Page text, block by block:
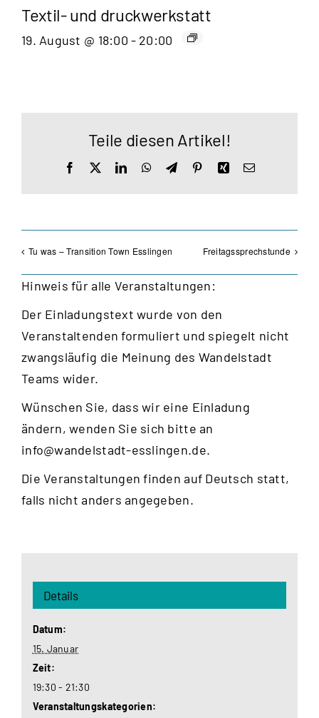
Textil- und druckwerkstatt
19. August @ 18:00 - 20:00
Teile diesen Artikel!
Facebook LinkedInWhatsApp
TelegramPinterestXingE-
Tu was – Transition Town Esslingen Freitagssprechstunde
Hinweis für alle Veranstaltungen:
Der Einladungstext wurde von den
Veranstaltenden formuliert und spiegelt nicht
zwangsläufig die Meinung des Wandelstadt
Teams wider.
Wünschen Sie, dass wir eine Einladung
ändern, wenden Sie sich bitte an
info@wandelstadt-esslingen.de.
Die Veranstaltungen finden auf Deutsch statt,
falls nicht anders angegeben.
Details
Datum:
15. Januar
Zeit:
19:30 - 21:30
Veranstaltungskategorien: